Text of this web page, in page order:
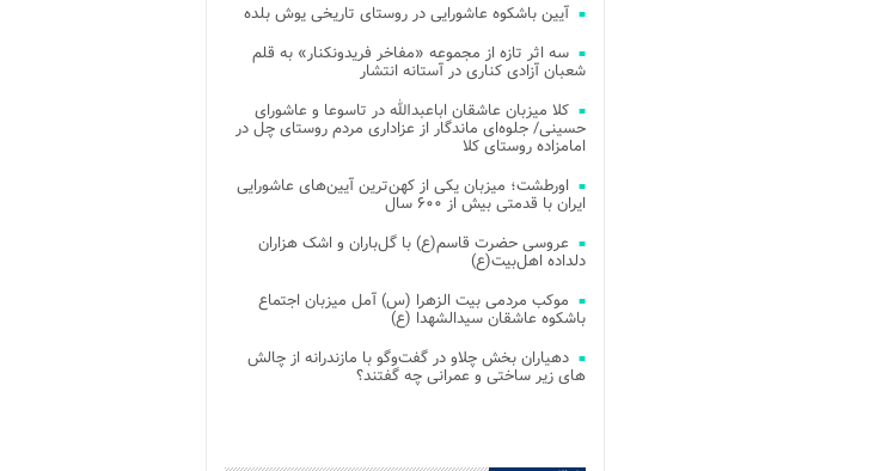
آیین باشکوه عاشورایی در روستای تاریخی یوش بلده
سه اثر تازه از مجموعه «مفاخر فریدونکنار» به قلم
شعبان آزادی کناری در آستانه انتشار
کلا میزبان عاشقان اباعبدالله در تاسوعا و عاشورای
حسینی/ جلوه‌ای ماندگار از عزاداری مردم روستای چل در
امامزاده روستای کلا
اورطشت؛ میزبان یکی از کهن‌ترین آیین‌های عاشورایی
ایران با قدمتی بیش از ۶۰۰ سال
عروسی حضرت قاسم(ع) با گل‌باران و اشک هزاران
دلداده اهل‌بیت(ع)
موکب مردمی بیت‌ الزهرا (س) آمل میزبان اجتماع
باشکوه عاشقان سیدالشهدا (ع)
دهیاران بخش چلاو در گفت‌وگو با مازندرانه از چالش
های زیر ساختی و عمرانی چه گفتند؟